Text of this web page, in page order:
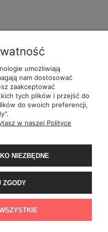
BĄDŹ NA
BIEŻĄCO
Św. Filipa
Al.Jerozolimskie
Wały Piastowskie 1
ul.ul. 1-go Maja
ul.Wiertnicza
umożliwiają
nam dostosować
zaakceptować
tych plików i przejść do
do swoich preferencji,
w naszej Polityce
NIEZBĘDNE
ZGODY